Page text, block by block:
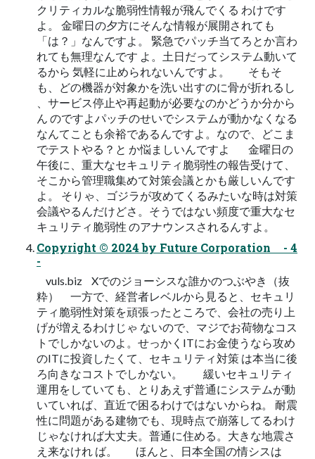
クリティカルな脆弱性情報が飛んでくる わけです
よ。 金曜日の夕方にそんな情報が展開されても
「は？」なんですよ。 緊急でパッチ当てろとか言わ
れても無理なんです よ。土日だってシステム動いて
るから 気軽に止められないんですよ。 そもそ
も、どの機器が対象かを洗い出すのに骨が折れるし
、サービス停止や再起動が必要なのかどうか分から
ん のですよパッチのせいでシステムが動かなくなる
なんてことも余裕であるんですよ。なので、どこま
でテストやる？と か悩ましいんですよ 金曜日の
午後に、重大なセキュリティ脆弱性の報告受けて、
そこから管理職集めて対策会議とかも厳しいんです
よ。 そりゃ、ゴジラが攻めてくるみたいな時は対策
会議やるんだけどさ。そうではない頻度で重大なセ
キュリティ脆弱性 のアナウンスされるんすよ。
Copyright © 2024 by Future Corporation - 4
-
vuls.biz Xでのジョーシスな誰かのつぶやき（抜
粋） 一方で、経営者レベルから見ると、セキュリ
ティ脆弱性対策を頑張ったところで、会社の売り上
げが増えるわけじゃ ないので、マジでお荷物なコス
トでしかないのよ。せっかくITにお金使うなら攻め
のITに投資したくて、セキュリティ対策 は本当に後
ろ向きなコストでしかない。 緩いセキュリティ
運用をしていても、とりあえず普通にシステムが動
いていれば、直近で困るわけではないからね。 耐震
性に問題がある建物でも、現時点で崩落してるわけ
じゃなければ大丈夫。普通に住める。大きな地震さ
え来なけれ ば。 ほんと、日本全国の情シスは